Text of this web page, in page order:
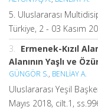
5. Uluslararası
Türkiye, 2 - 03 Kasım
3. Ermenek-Kızıl
Alanının Yaşlı ve
GÜNGÖR S., BENLİAY A.
Uluslararası Yeşil
Mayıs 2018, cilt.1,